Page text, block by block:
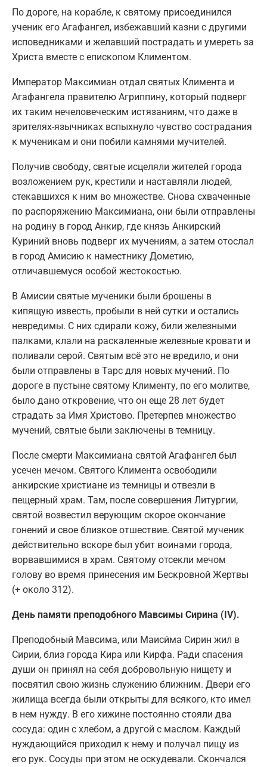
По дороге, на корабле, к святому присоединился
ученик его Агафангел, избежавший казни с другими
исповедниками и желавший пострадать и умереть за
Христа вместе с епископом Климентом.
Император Максимиан отдал святых Климента и
Агафангела правителю Агриппину, который подверг
их таким нечеловеческим истязаниям, что даже в
зрителях-язычниках вспыхнуло чувство сострадания
к мученикам и они побили камнями мучителей.
Получив свободу, святые исцеляли жителей города
возложением рук, крестили и наставляли людей,
стекавшихся к ним во множестве. Снова схваченные
по распоряжению Максимиана, они были отправлены
на родину в город Анкир, где князь Анкирский
Куриний вновь подверг их мучениям, а затем отослал
в город Амисию к наместнику Дометию,
отличавшемуся особой жестокостью.
В Амисии святые мученики были брошены в
кипящую известь, пробыли в ней сутки и остались
невредимы. С них сдирали кожу, били железными
палками, клали на раскаленные железные кровати и
поливали серой. Святым всё это не вредило, и они
были отправлены в Тарс для новых мучений. По
дороге в пустыне святому Клименту, по его молитве,
было дано откровение, что он еще 28 лет будет
страдать за Имя Христово. Претерпев множество
мучений, святые были заключены в темницу.
После смерти Максимиана святой Агафангел был
усечен мечом. Святого Климента освободили
анкирские христиане из темницы и отвезли в
пещерный храм. Там, после совершения Литургии,
святой возвестил верующим скорое окончание
гонений и свое близкое отшествие. Святой мученик
действительно вскоре был убит воинами города,
ворвавшимися в храм. Святому отсекли мечом
голову во время принесения им Бескровной Жертвы
(+ около 312).
День памяти преподобного Мавсимы Сирина (IV).
Преподобный Мавсима, или Маиси́ма Сирин жил в
Сирии, близ города Кира или Кирфа. Ради спасения
души он принял на себя добровольную нищету и
посвятил свою жизнь служению ближним. Двери его
жилища всегда были открыты для всякого, кто имел
в нем нужду. В его хижине постоянно стояли два
сосуда: один с хлебом, а другой с маслом. Каждый
нуждающийся приходил к нему и получал пищу из
его рук. Сосуды при этом не оскудевали. Скончался